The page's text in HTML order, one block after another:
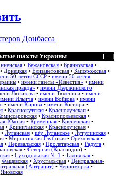
Донбасса
[+ ]
шахты Украины
• Бежановская• Брянковская•
Донецкая• Елизаветовская• Запорожская•
50-летия СССР• имени 50-летия
• имени газеты «Известия» • имени
правда» • имени Дзержинского
Лютикова• имени Тюленина• имени
Ильича• имени Войкова• имени
• имени Кирова• имени Косиора•
• Краснокутская• Краснолучская•
• Краснопольевская•
Южная• Кременная• Крепенская•
• Криничанская• Краснолучская•
Луганская• ш/у Луганское• Лутугинская•
• Мироновская-Глубокая• Ореховская•
• Перевальская• Пролетарская• Радуга•
• Северная (Краснодон)•
• Суходольская № 1 • Таловская•
Фащевская• Хрустальская• Центральная-
(Антрацит)• Черноморка•
Яновская